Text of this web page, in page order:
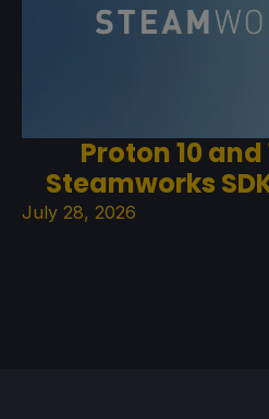
Proton 10 and
Steamworks
July 28, 2026